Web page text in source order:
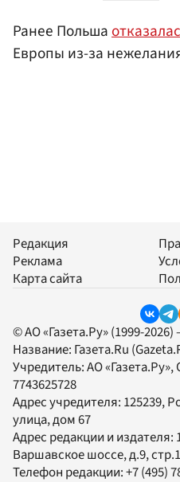
Ранее Польша
Европы из-за
Редакция
Реклама
Карта сайта
© АО «Газета.Ру» (1999-
Название: Газета.Ru
Учредитель:АО «Газета.Ру»,
7743625728
Адрес учредителя: 125239,
улица, дом 67
Адрес редакции и издателя:
Варшавское шоссе, д.9, стр.1
Телефон редакции:+7 (495)